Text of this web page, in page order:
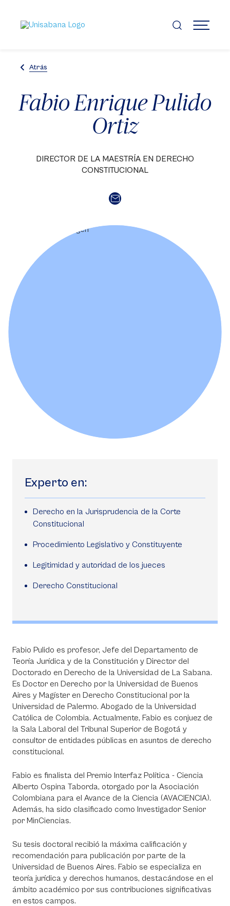
contenido
principal
MENÚ
Atrás
Fabio Enrique Pulido
Ortiz
DIRECTOR DE LA MAESTRÍA EN DERECHO
CONSTITUCIONAL
Experto en:
Derecho en la Jurisprudencia de la Corte
Constitucional
Procedimiento Legislativo y Constituyente
Legitimidad y autoridad de los jueces
Derecho Constitucional
Fabio Pulido es profesor, Jefe del Departamento de
Teoría Jurídica y de la Constitución y Director del
Doctorado en Derecho de la Universidad de La Sabana.
Es Doctor en Derecho por la Universidad de Buenos
Aires y Magíster en Derecho Constitucional por la
Universidad de Palermo. Abogado de la Universidad
Católica de Colombia. Actualmente, Fabio es conjuez de
la Sala Laboral del Tribunal Superior de Bogotá y
consultor de entidades públicas en asuntos de derecho
constitucional.
Fabio es finalista del Premio Interfaz Política - Ciencia
Alberto Ospina Taborda, otorgado por la Asociación
Colombiana para el Avance de la Ciencia (AVACIENCIA).
Además, ha sido clasificado como Investigador Senior
por MinCiencias.
Su tesis doctoral recibió la máxima calificación y
recomendación para publicación por parte de la
Universidad de Buenos Aires. Fabio se especializa en
teoría jurídica y derechos humanos, destacándose en el
ámbito académico por sus contribuciones significativas
en estos campos.